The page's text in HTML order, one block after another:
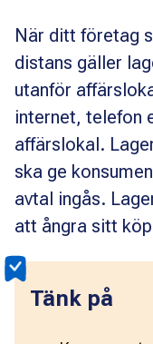
När ditt företag
distans gäller
utanför
internet, telefon
affärslokal.
ska ge
avtal ingås.
att ångra sitt
Tänk på